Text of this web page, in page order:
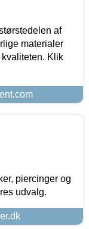
af
materialer
Klik
piercinger og
udvalg.